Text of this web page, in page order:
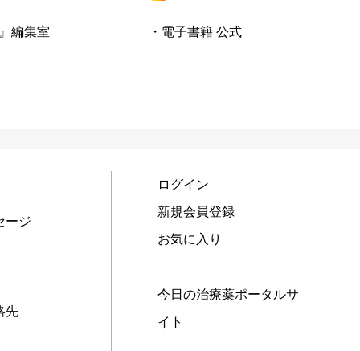
編集室 ・電子書籍 公式
ージ
先
ログイン
新規会員登録
お気に入り
今日の治療薬ポータルサ
イト